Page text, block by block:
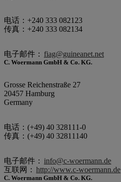
电话：+240 333 082123
传真：+240 333 082134
电子邮件： fiag@guineanet.net
C. Woermann GmbH & Co. KG.
Grosse Reichenstraße 27
20457 Hamburg
Germany
电话：(+49) 40 328111-0
传真：(+49) 40 32811140
电子邮件： info@c-woermann.de
互联网： http://www.c-woermann.de
C. Woermann GmbH & Co. KG.